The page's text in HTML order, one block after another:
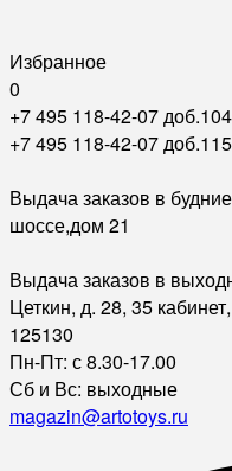
Избранное
0
+7 495 118-42-07 доб.104
+7 495 118-42-07 доб.115
Выдача заказов в
шоссе,дом 21
Выдача заказов в
Цеткин, д. 28, 35
125130
Пн-Пт: с 8.30-17.00
Сб и Вс: выходные
magazin@artotoys.ru